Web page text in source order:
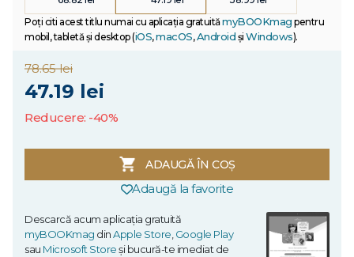
Poți citi acest titlu numai cu aplicația gratuitămyBOOKmag pentru
mobil, tabletă și desktop (iOS,macOS,Android și Windows).
78.65 lei
47.19 lei
Reducere: -40%
ADAUGĂ ÎN COȘ
Adaugă la favorite
Descarcă acum aplicația gratuită
myBOOKmag dinApple Store,Google Play
sau Microsoft Storeși bucură-te imediat de